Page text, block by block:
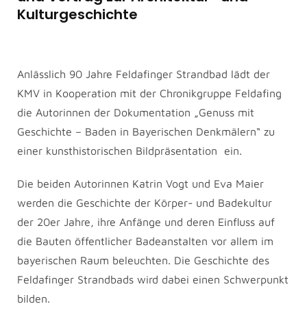
Kulturgeschichte
Anlässlich 90 Jahre Feldafinger Strandbad lädt der
KMV in Kooperation mit der Chronikgruppe Feldafing
die Autorinnen der Dokumentation „Genuss mit
Geschichte – Baden in Bayerischen Denkmälern“ zu
einer kunsthistorischen Bildpräsentation ein.
Die beiden Autorinnen Katrin Vogt und Eva Maier
werden die Geschichte der Körper- und Badekultur
der 20er Jahre, ihre Anfänge und deren Einfluss auf
die Bauten öffentlicher Badeanstalten vor allem im
bayerischen Raum beleuchten. Die Geschichte des
Feldafinger Strandbads wird dabei einen Schwerpunkt
bilden.